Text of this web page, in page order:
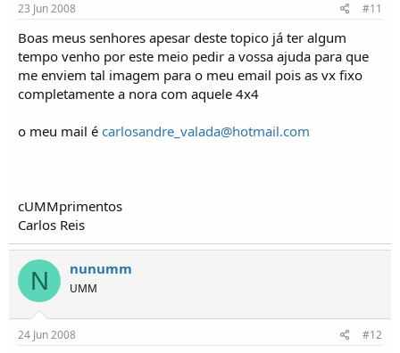
23 Jun 2008 #11
Boas meus senhores apesar deste topico já ter algum
tempo venho por este meio pedir a vossa ajuda para que
me enviem tal imagem para o meu email pois as vx fixo
completamente a nora com aquele 4x4
o meu mail é carlosandre_valada@hotmail.com
cUMMprimentos
Carlos Reis
N nunumm
UMM
24 Jun 2008 #12